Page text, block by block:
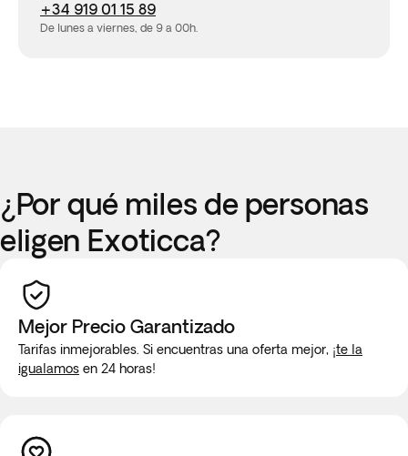
+34 919 01 15 89
De lunes a viernes, de 9 a 00h.
¿Por qué miles de personas
eligen Exoticca?
Mejor Precio Garantizado
Tarifas inmejorables. Si encuentras una oferta mejor, ¡te la
igualamos en 24 horas!